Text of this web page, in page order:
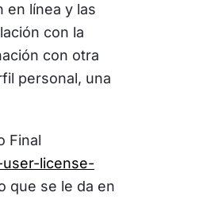
en línea y las
con la
con otra
personal, una
Final
license-
que se le da en